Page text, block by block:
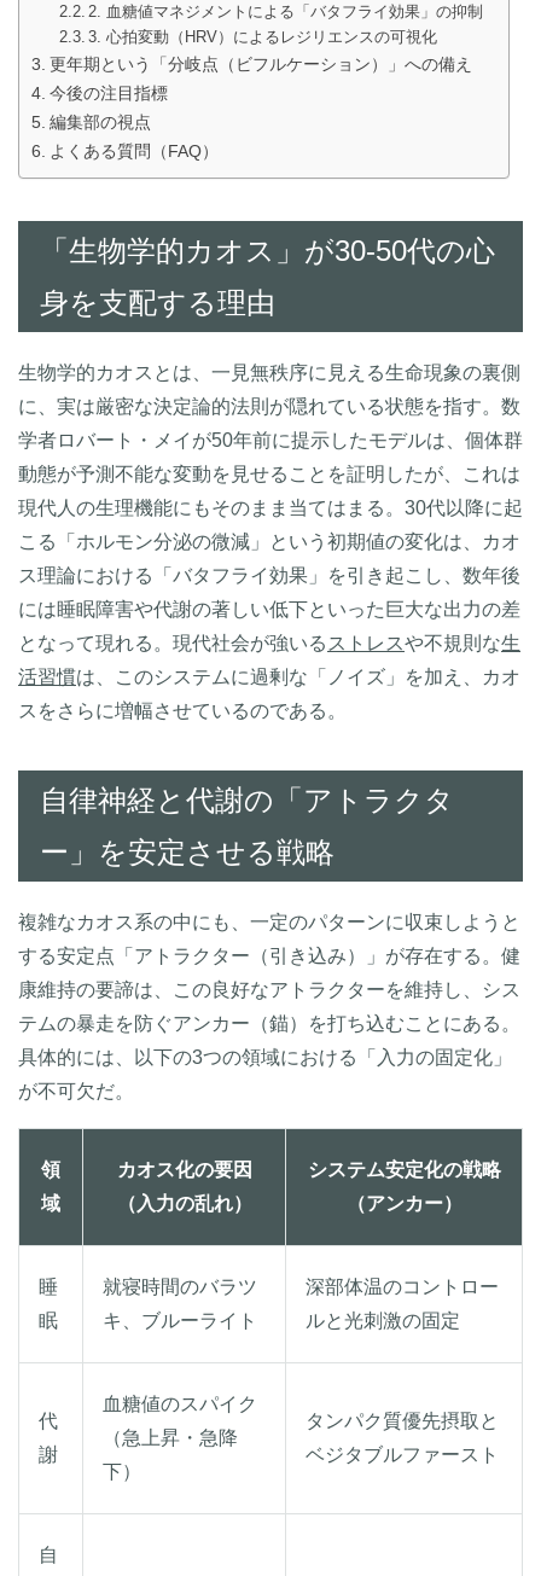
2. 血糖値マネジメントによる「バタフライ効果」の抑制
3. 心拍変動（HRV）によるレジリエンスの可視化
更年期という「分岐点（ビフルケーション）」への備え
今後の注目指標
編集部の視点
よくある質問（FAQ）
「生物学的カオス」が30-50代の心
身を支配する理由
生物学的カオスとは、一見無秩序に見える生命現象の裏側
に、実は厳密な決定論的法則が隠れている状態を指す。数
学者ロバート・メイが50年前に提示したモデルは、個体群
動態が予測不能な変動を見せることを証明したが、これは
現代人の生理機能にもそのまま当てはまる。30代以降に起
こる「ホルモン分泌の微減」という初期値の変化は、カオ
ス理論における「バタフライ効果」を引き起こし、数年後
には睡眠障害や代謝の著しい低下といった巨大な出力の差
となって現れる。現代社会が強いる ストレスや不規則な生
活習慣は、このシステムに過剰な「ノイズ」を加え、カオ
スをさらに増幅させているのである。
自律神経と代謝の「アトラクタ
ー」を安定させる戦略
複雑なカオス系の中にも、一定のパターンに収束しようと
する安定点「アトラクター（引き込み）」が存在する。健
康維持の要諦は、この良好なアトラクターを維持し、シス
テムの暴走を防ぐアンカー（錨）を打ち込むことにある。
具体的には、以下の3つの領域における「入力の固定化」
が不可欠だ。
領
域
カオス化の要因
（入力の乱れ）
システム安定化の戦略
（アンカー）
睡
眠
就寝時間のバラツ
キ、ブルーライト
深部体温のコントロー
ルと光刺激の固定
代
謝
血糖値のスパイク
（急上昇・急降
下）
タンパク質優先摂取と
ベジタブルファースト
自